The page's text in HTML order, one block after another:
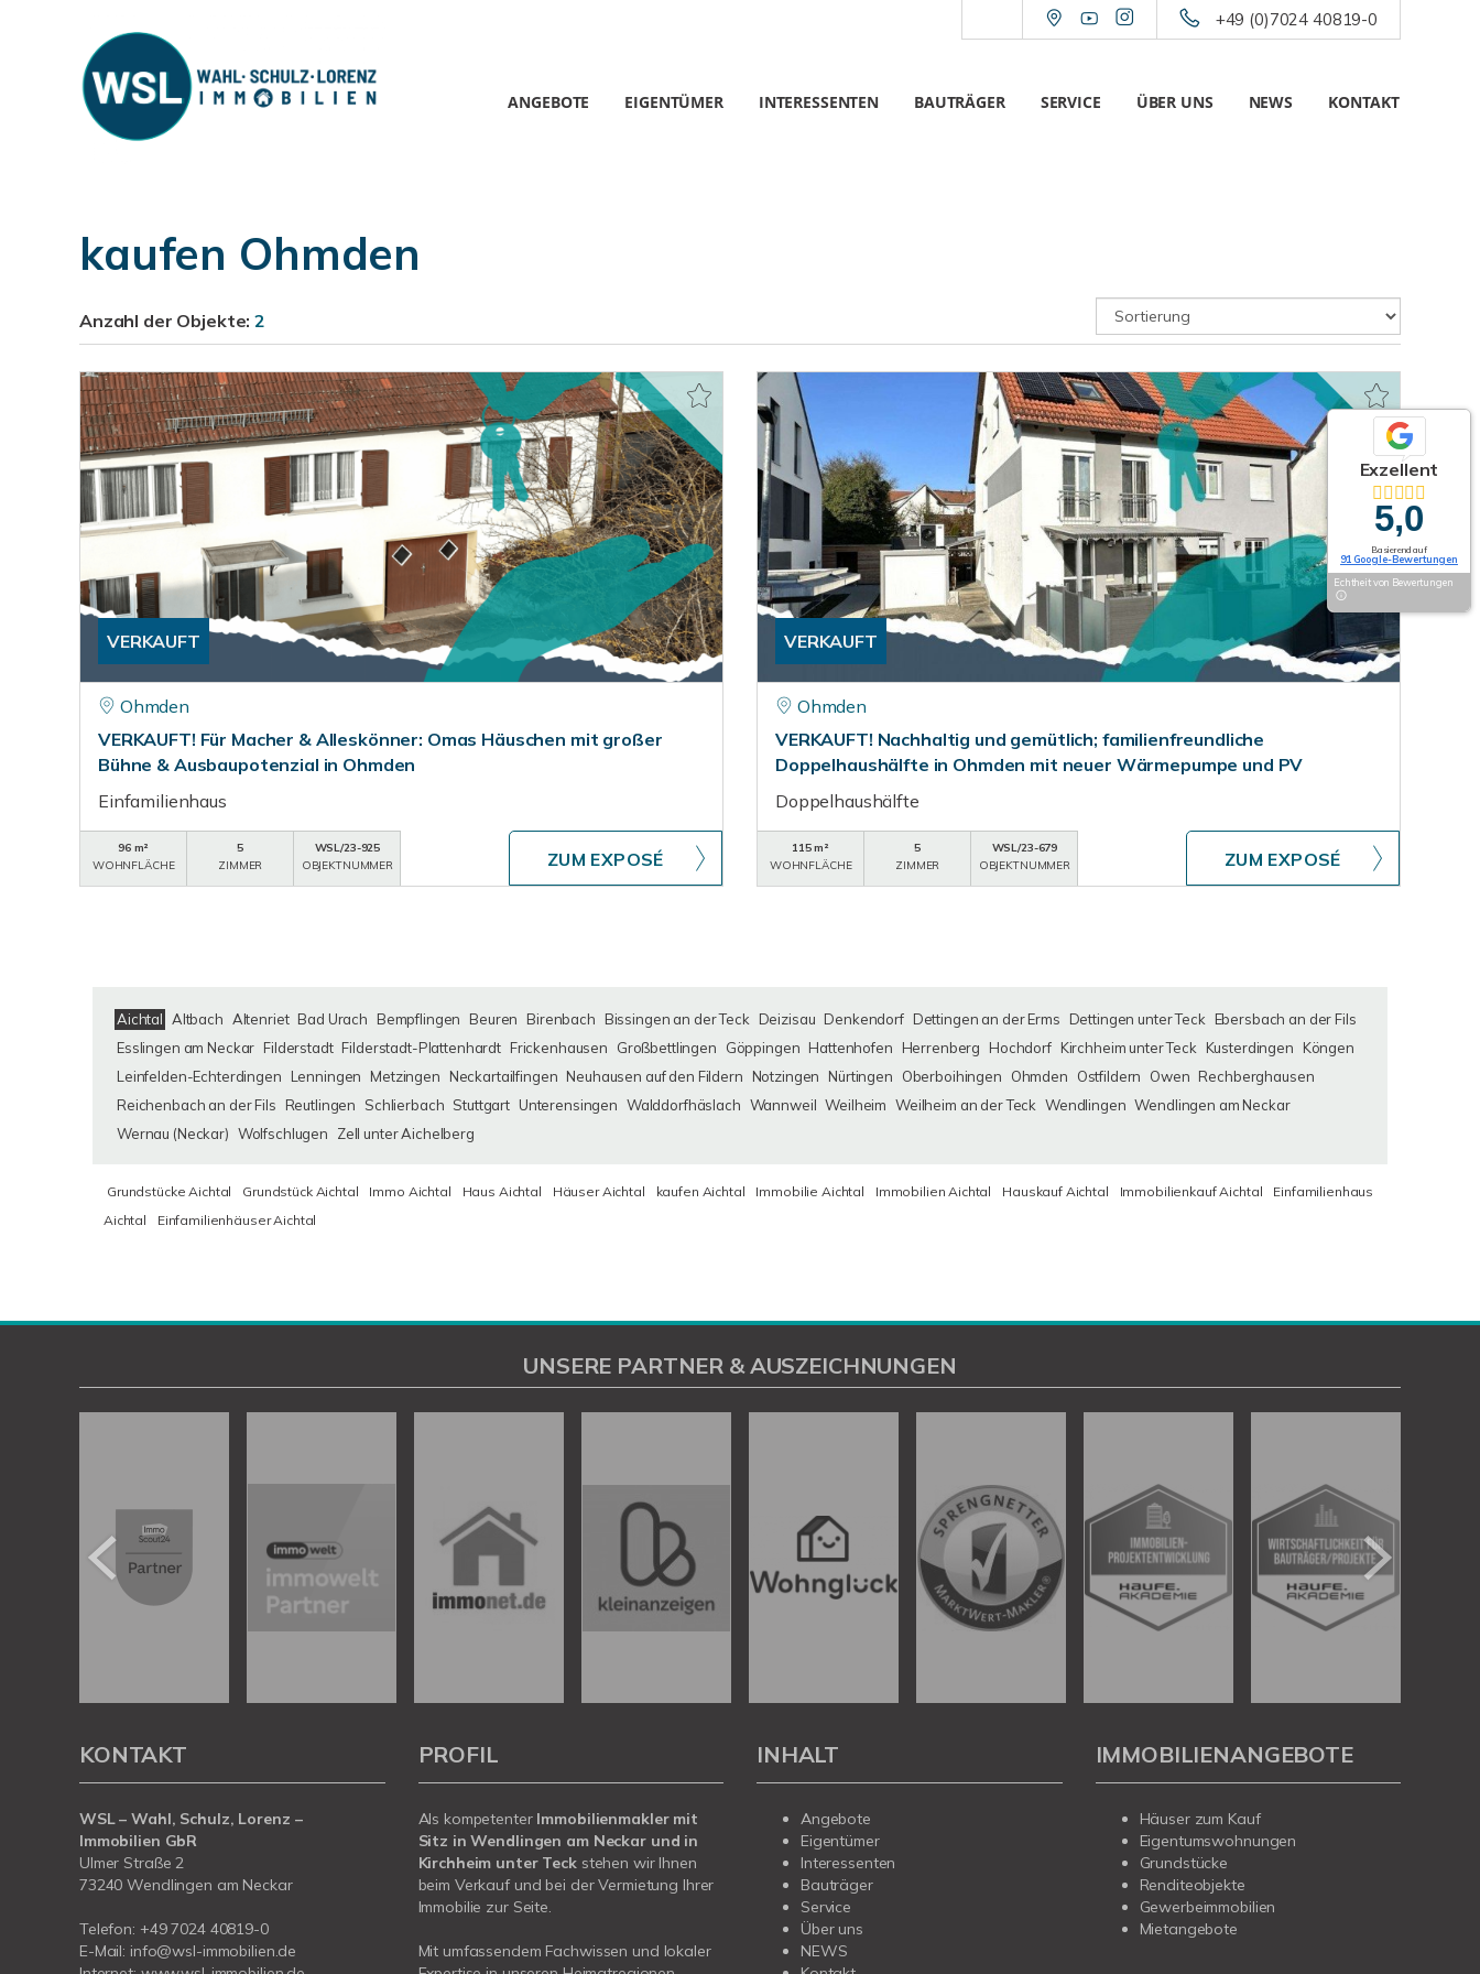
+49 (0)7024 40819-0
ANGEBOTE EIGENTÜMER INTERESSENTEN BAUTRÄGER SERVICE ÜBER UNS NEWS KONTAKT
kaufen Ohmden
Anzahl der Objekte:2
VERKAUFT
Ohmden
VERKAUFT! Für Macher & Alleskönner: Omas Häuschen mit großer
Bühne & Ausbaupotenzial in Ohmden
Einfamilienhaus
96 m²
WOHNFLÄCHE
5
ZIMMER
WSL/23-925
OBJEKTNUMMER
ZUM EXPOSÉ
VERKAUFT
Ohmden
VERKAUFT! Nachhaltig und gemütlich; familienfreundliche
Doppelhaushälfte in Ohmden mit neuer Wärmepumpe und PV
Doppelhaushälfte
115 m²
WOHNFLÄCHE
5
ZIMMER
WSL/23-679
OBJEKTNUMMER
ZUM EXPOSÉ
Aichtal Altbach Altenriet Bad Urach Bempflingen Beuren Birenbach Bissingen an der Teck Deizisau Denkendorf Dettingen an der Erms Dettingen unter Teck
Ebersbach an der Fils
Esslingen am Neckar Filderstadt Filderstadt-Plattenhardt Frickenhausen Großbettlingen Göppingen Hattenhofen Herrenberg Hochdorf Kirchheim unter Teck Kusterdingen
Köngen
Leinfelden-Echterdingen
Lenningen Metzingen Neckartailfingen Neuhausen auf den Fildern Notzingen Nürtingen Oberboihingen Ohmden Ostfildern Owen Rechberghausen
Reichenbach an der Fils
Reutlingen Schlierbach Stuttgart Unterensingen Walddorfhäslach Wannweil Weilheim Weilheim an der Teck Wendlingen Wendlingen am Neckar
Wernau (Neckar) Wolfschlugen Zell unter Aichelberg
Grundstücke Aichtal Grundstück Aichtal Immo Aichtal Haus Aichtal Häuser Aichtal kaufen Aichtal Immobilie Aichtal Immobilien Aichtal Hauskauf Aichtal Immobilienkauf Aichtal
Einfamilienhaus
Aichtal
Einfamilienhäuser Aichtal
Exzellent
5,0
Basierend auf
91 Google-Bewertungen
Echtheit von Bewertungen
UNSERE PARTNER & AUSZEICHNUNGEN
KONTAKT
WSL – Wahl, Schulz, Lorenz –
Immobilien GbR
Ulmer Straße 2
73240 Wendlingen am Neckar
Telefon: +49 7024 40819-0
E-Mail: info@wsl-immobilien.de
PROFIL
Als kompetenter Immobilienmakler mit
Sitz in Wendlingen am Neckar und in
Kirchheim unter Teck stehen wir Ihnen
beim Verkauf und bei der Vermietung Ihrer
Immobilie zur Seite.
Mit umfassendem Fachwissen und lokaler
INHALT
Angebote
Eigentümer
Interessenten
Bauträger
Service
Über uns
NEWS
IMMOBILIENANGEBOTE
Häuser zum Kauf
Eigentumswohnungen
Grundstücke
Renditeobjekte
Gewerbeimmobilien
Mietangebote